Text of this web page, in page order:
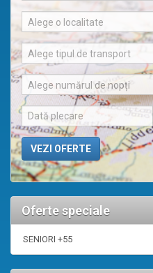
Alege o localitate
Alege tipul de transport
Alege numărul de nopți
Oferte speciale
SENIORI +55